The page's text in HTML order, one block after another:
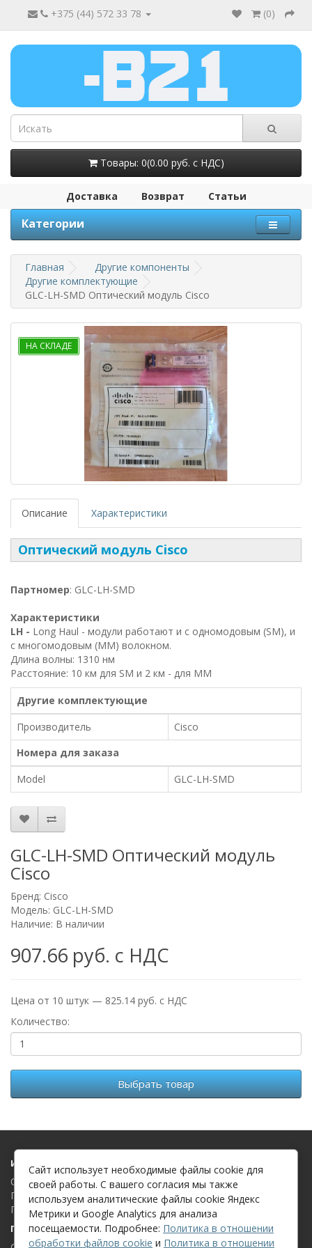
+375 (44) 572 33 78 (0)
Товары: 0(0.00 руб. с НДС)
Доставка Возврат Статьи
Категории
Главная
Другие компоненты
Другие комплектующие
GLC-LH-SMD Оптический модуль Cisco
НА СКЛАДЕ
Описание Характеристики
Оптический модуль Cisco
Партномер: GLC-LH-SMD
Характеристики
LH - Long Haul - модули работают и с одномодовым (SM), и
c многомодовым (MM) волокном.
Длина волны: 1310 нм
Расстояние: 10 км для SM и 2 км - для MM
Другие комплектующие
Производитель
Cisco
Номера для заказа
Model
GLC-LH-SMD
GLC-LH-SMD Оптический модуль
Cisco
Бренд: Cisco
Модель: GLC-LH-SMD
Наличие: В наличии
907.66 руб. с НДС
Цена от 10 штук — 825.14 руб. с НДС
Количество:
Выбрать товар
Информация
О компании
Политика в отношении обработки файлов cookie
Политика в отношении обработки персональных данных
Поддержка клиентов
Сайт использует необходимые файлы cookie для
своей работы. С вашего согласия мы также
используем аналитические файлы cookie Яндекс
Метрики и Google Analytics для анализа
посещаемости. Подробнее: Политика в отношении
обработки файлов cookie и Политика в отношении